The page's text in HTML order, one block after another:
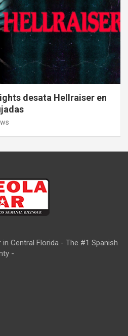
desata Hellraiser en
Central Florida - The #1 Spanish
-